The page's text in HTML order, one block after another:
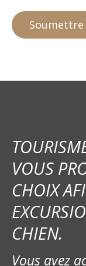
VOUS
CHOIX
CHIEN.
Vous avez